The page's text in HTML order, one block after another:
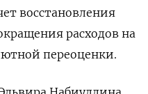
восстановления
расходов на
переоценки.